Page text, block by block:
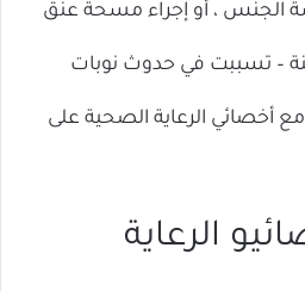
الجنس ، أو إجراء مسحة عنق
– تسببت في حدوث نوبات
أخصائي الرعاية الصحية على
الرعاية